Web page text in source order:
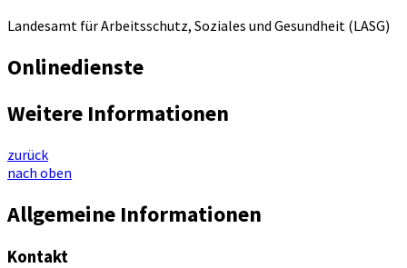
Landesamt für Arbeitsschutz, Soziales und Gesundheit (LASG)
Onlinedienste
Weitere Informationen
zurück
nach oben
Allgemeine Informationen
Kontakt